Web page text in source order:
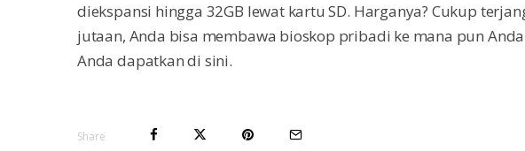
diekspansi hingga 32GB lewat kartu SD. Harganya? Cukup
jutaan, Anda bisa membawa bioskop pribadi ke mana pun
Anda dapatkan di sini.
Share